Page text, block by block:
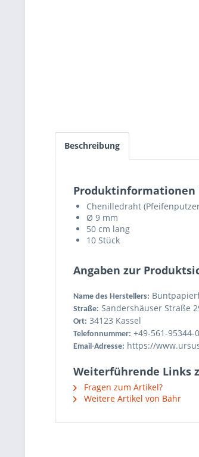
Beschreibung
Produktinformationen
Chenilledraht
Ø 9 mm
50 cm lang
10 Stück
Angaben zur
Name des Herstellers:
Straße: Sandershäuser Straße
Ort: 34123 Kassel
Telefonnummer: +49-561-95344-0
Email-Adresse: https://
Weiterführende Links
Fragen zum Artikel?
Weitere Artikel von Bähr